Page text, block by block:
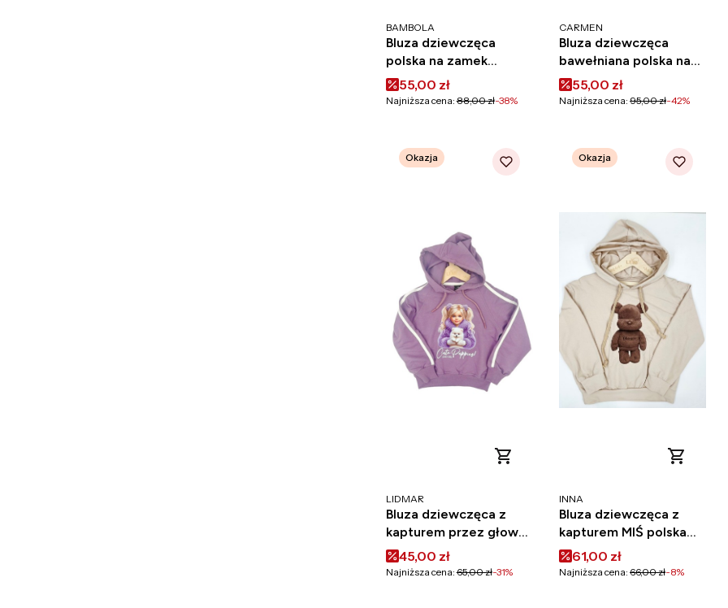
PRODUCENT
BAMBOLA
Bluza dziewczęca
polska na zamek
bawełna Bambola
bomberka róż
Cena promocyjna
55,00 zł
Najniższa cena:88,00 zł-38%
PRODUCENT
CARMEN
Bluza dziewczęca
bawełniana polska na
zamek z kapturem
Carmen
Cena promocyjna
55,00 zł
Najniższa cena: 95,00 zł-42%
Okazja
PRODUCENT
LIDMAR
Bluza dziewczęca z
kapturem przez głowę
bawełna Lidmar pies
polska
Cena promocyjna
45,00 zł
Najniższa cena:65,00 zł-31%
Okazja
PRODUCENT
INNA
Bluza dziewczęca z
kapturem MIŚ polska
bawełna
Cena promocyjna
61,00 zł
Najniższa cena: 66,00 zł-8%